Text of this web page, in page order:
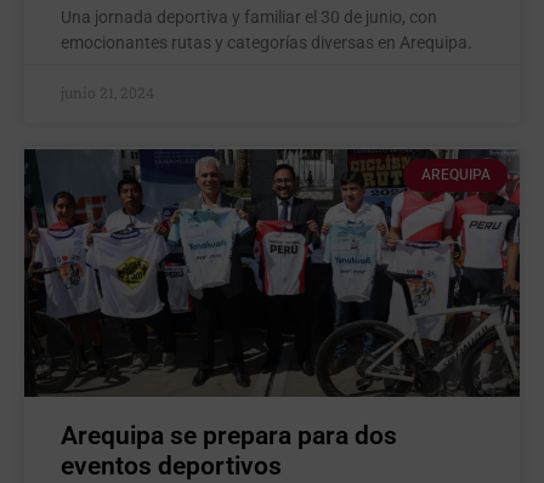
Una jornada deportiva y familiar el 30 de junio, con
emocionantes rutas y categorías diversas en Arequipa.
junio 21, 2024
AREQUIPA
Arequipa se prepara para dos
eventos deportivos